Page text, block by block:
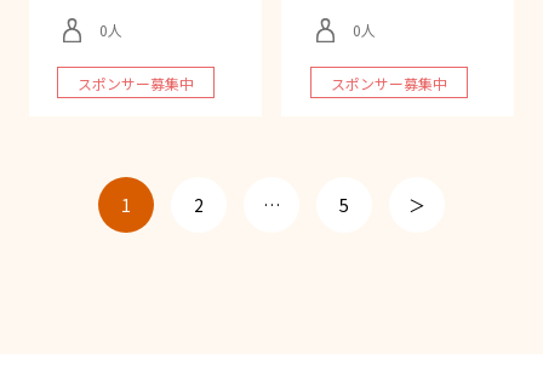
シ！
0
スポンサー募集中
0
スポンサー募集中
1 2 … 5 ＞